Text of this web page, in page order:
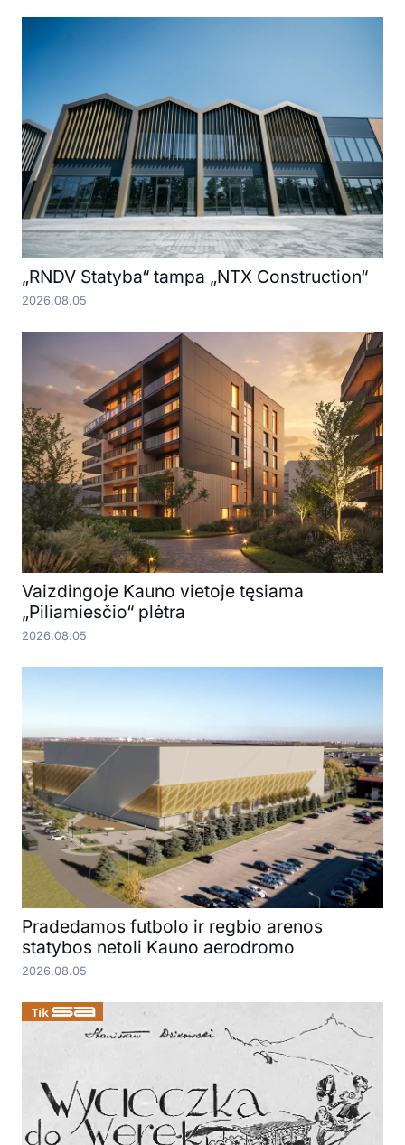
„RNDV Statyba“ tampa „NTX Construction“
2026.08.05
Vaizdingoje Kauno vietoje tęsiama
„Piliamiesčio“ plėtra
2026.08.05
Pradedamos futbolo ir regbio arenos
statybos netoli Kauno aerodromo
2026.08.05